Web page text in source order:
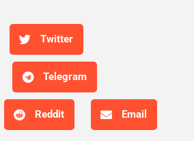
Twitter
Telegram
Reddit Email